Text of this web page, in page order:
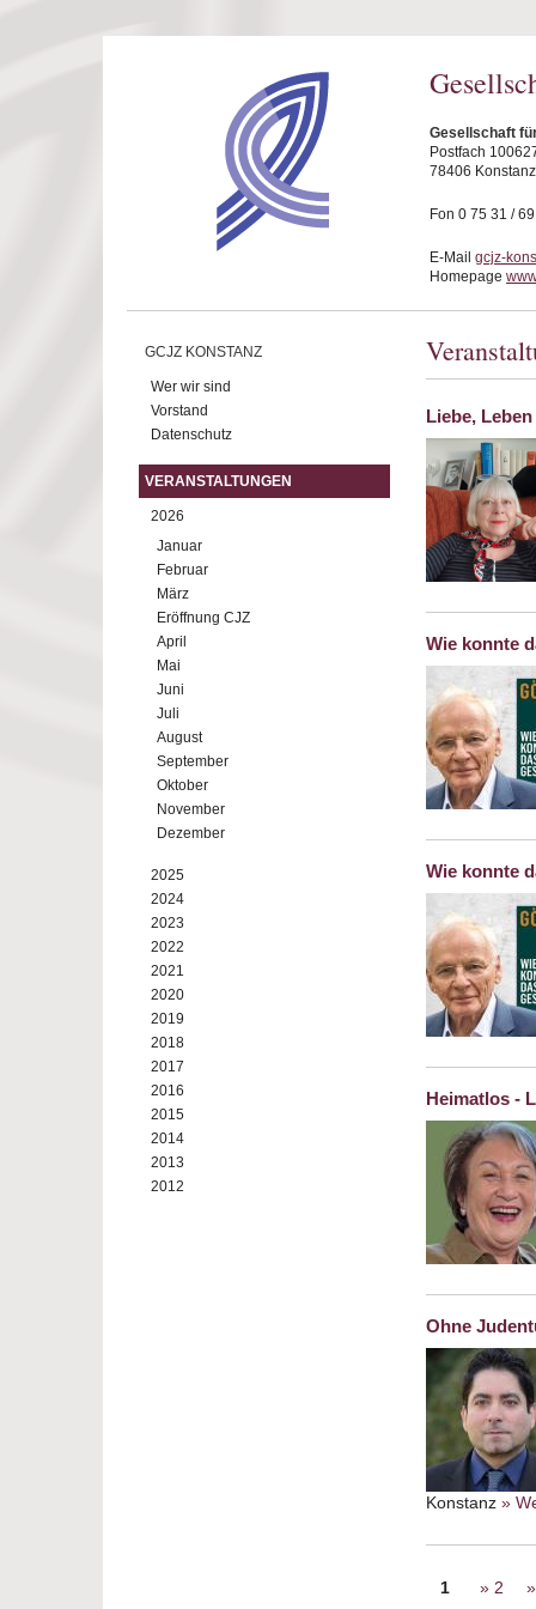
Gesellschaft
Postfach
78406 Konstanz
Fon 0 75 31 /
E-Mail gcjz-
Homepage
GCJZ KONSTANZ
Wer wir sind
Vorstand
Datenschutz
VERANSTALTUNGEN
2026
Januar
Februar
März
Eröffnung CJZ
April
Mai
Juni
Juli
August
September
Oktober
November
Dezember
2025
2024
2023
2022
2021
2020
2019
2018
2017
2016
2015
2014
2013
2012
Liebe,
Wie konnte
Wie konnte
Heimatlos -
Ohne
Konstanz »
Seiten
1 2